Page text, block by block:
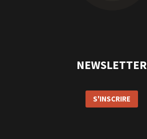
NEWSLETTER
S'INSCRIRE